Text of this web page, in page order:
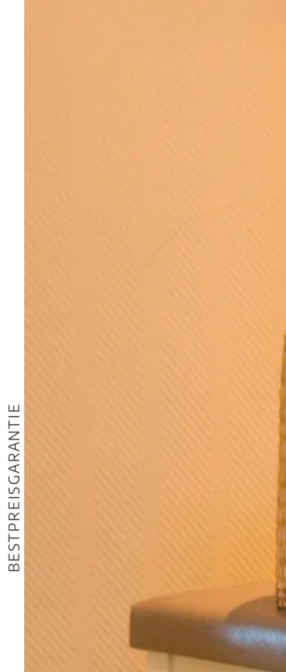
BESTPREISGARANTIE